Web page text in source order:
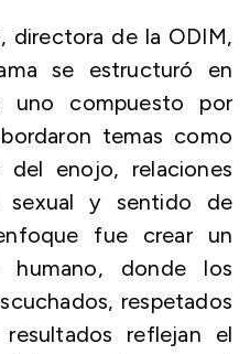
directora de la ODIM,
se estructuró en
uno compuesto por
temas como
del enojo, relaciones
sexual y sentido de
fue crear un
humano, donde los
respetados
reflejan el